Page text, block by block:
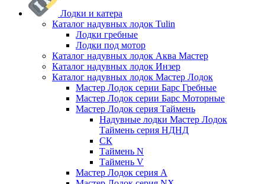
Лодки и катера
Каталог надувных лодок Tulin
Лодки гребные
Лодки под мотор
Каталог надувных лодок Аква Мастер
Каталог надувных лодок Инзер
Каталог надувных лодок Мастер Лодок
Мастер Лодок серии Барс Гребные
Мастер Лодок серии Барс Моторные
Мастер Лодок серия Таймень
Надувные лодки Мастер Лодок
Таймень серия НДНД
СК
Таймень N
Таймень V
Мастер Лодок серия А